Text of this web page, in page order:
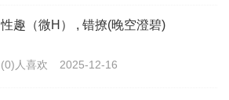
性趣（微H） , 错撩(晚空澄碧)
(0)人喜欢 2025-12-16